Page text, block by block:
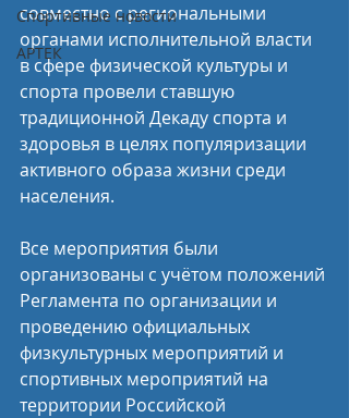
Спортивные новости
АРТЕК
совместно с региональными
органами исполнительной власти
в сфере физической культуры и
спорта провели ставшую
традиционной Декаду спорта и
здоровья в целях популяризации
активного образа жизни среди
населения.
Все мероприятия были
организованы с учётом положений
Регламента по организации и
проведению официальных
физкультурных мероприятий и
спортивных мероприятий на
территории Российской